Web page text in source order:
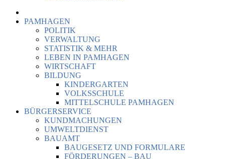
PAMHAGEN
POLITIK
VERWALTUNG
STATISTIK & MEHR
LEBEN IN PAMHAGEN
WIRTSCHAFT
BILDUNG
KINDERGARTEN
VOLKSSCHULE
MITTELSCHULE PAMHAGEN
BÜRGERSERVICE
KUNDMACHUNGEN
UMWELTDIENST
BAUAMT
BAUGESETZ UND FORMULARE
FÖRDERUNGEN – BAU